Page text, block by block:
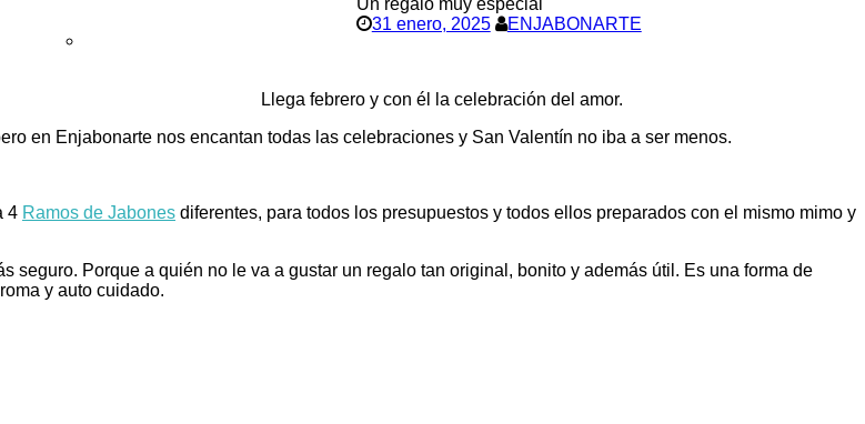
31 enero, 2025
ENJABONARTE
Llega febrero y con él la celebración del amor.
en Enjabonarte nos encantan todas las celebraciones y San Valentín no iba a ser menos.
4 Ramos de Jabones diferentes, para todos los presupuestos y todos ellos preparados con el mismo mimo y
seguro. Porque a quién no le va a gustar un regalo tan original, bonito y además útil. Es una forma de
y auto cuidado.